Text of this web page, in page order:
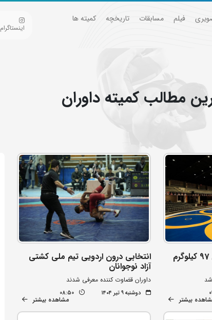
فیلم مسابقات تاریخچه
کمیته ها
اینستاگرام
مطالب کمیته داوران
انتخابی درون اردویی وزن 97 کیلوگرم
بیشتر
انتخابی درون اردویی تیم ملی کشتی
آزاد نوجوانان
داوران قضاوت کننده معرفی شدند
دوشنبه ۹ تیر ۱۴۰۴ 08:50
مشاهده بیشتر